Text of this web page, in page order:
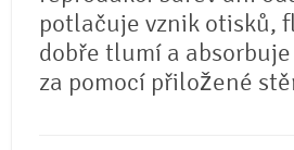
potlačuje vznik otisků,
dobře tlumí a
za pomocí přiložené